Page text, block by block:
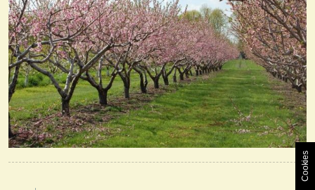
Cookies